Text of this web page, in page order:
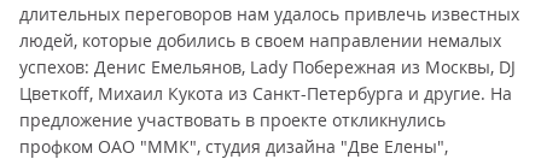
длительных переговоров нам удалось привлечь известных
людей, которые добились в своем направлении немалых
успехов: Денис Емельянов, Lady Побережная из Москвы, DJ
Цветкоff, Михаил Кукота из Санкт-Петербурга и другие. На
предложение участвовать в проекте откликнулись
профком ОАО "ММК", студия дизайна "Две Елены",